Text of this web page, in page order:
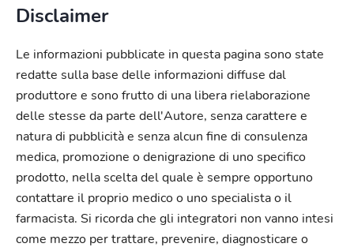
Disclaimer
Le informazioni pubblicate in questa pagina sono state
redatte sulla base delle informazioni diffuse dal
produttore e sono frutto di una libera rielaborazione
delle stesse da parte dell'Autore, senza carattere e
natura di pubblicità e senza alcun fine di consulenza
medica, promozione o denigrazione di uno specifico
prodotto, nella scelta del quale è sempre opportuno
contattare il proprio medico o uno specialista o il
farmacista. Si ricorda che gli integratori non vanno intesi
come mezzo per trattare, prevenire, diagnosticare o